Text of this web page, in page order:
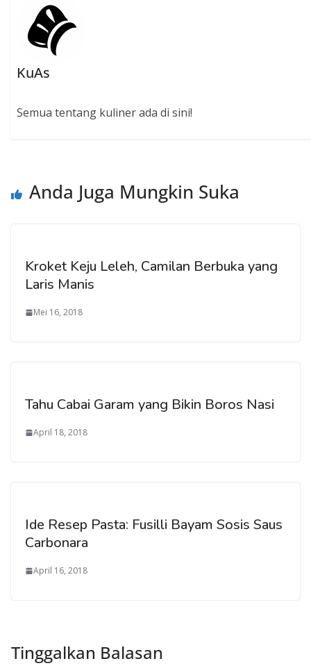
KuAs
Semua tentang kuliner ada di sini!
Anda Juga Mungkin Suka
Kroket Keju Leleh, Camilan Berbuka yang
Laris Manis
Mei 16, 2018
Tahu Cabai Garam yang Bikin Boros Nasi
April 18, 2018
Ide Resep Pasta: Fusilli Bayam Sosis Saus
Carbonara
April 16, 2018
Tinggalkan Balasan